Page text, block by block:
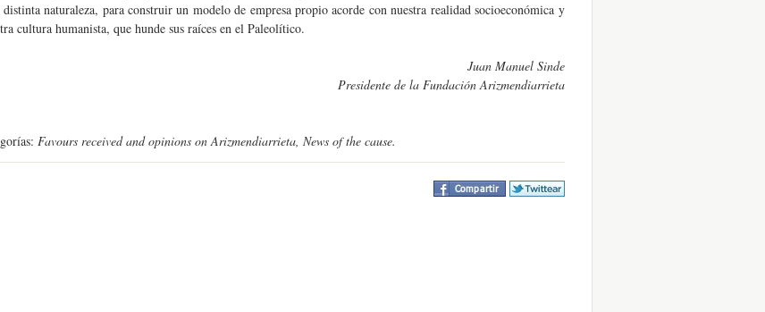
naturaleza, para construir un modelo de empresa propio acorde con nuestra realidad socioeconómica y
cultura humanista, que hunde sus raíces en el Paleolítico.
Juan Manuel Sinde
Presidente de la Fundación Arizmendiarrieta
Favours received and opinions on Arizmendiarrieta, News of the cause.